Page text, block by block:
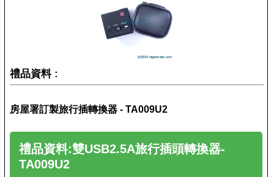
禮品資料 :
房屋署訂製旅行插轉換器 - TA009U2
禮品資料:雙USB2.5A旅行插頭轉換器-
TA009U2